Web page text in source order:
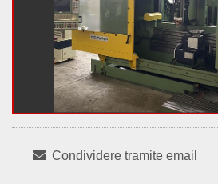
Condividere tramite email